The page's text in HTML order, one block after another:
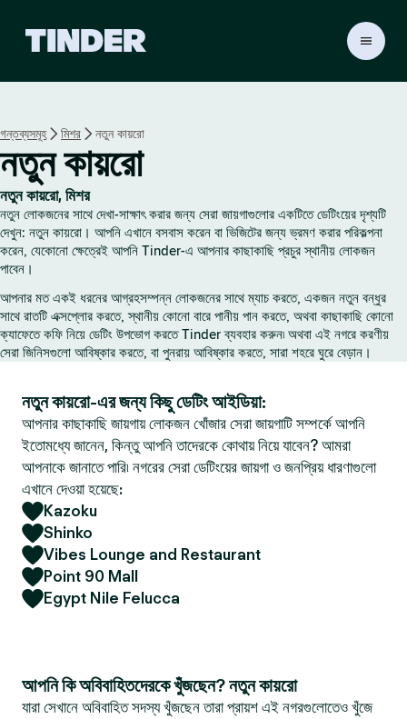
গন্তব্যসমূহ মিশর নতুন কায়রো
নতুন কায়রো
নতুন কায়রো, মিশর
নতুন লোকজনের সাথে দেখা-সাক্ষাৎ করার জন্য সেরা জায়গাগুলোর একটিতে ডেটিংয়ের দৃশ্যটি
দেখুন: নতুন কায়রো। আপনি এখানে বসবাস করেন বা ভিজিটের জন্য ভ্রমণ করার পরিকল্পনা
করেন, যেকোনো ক্ষেত্রেই আপনি Tinder-এ আপনার কাছাকাছি প্রচুর স্থানীয় লোকজন
পাবেন।
আপনার মত একই ধরনের আগ্রহসম্পন্ন লোকজনের সাথে ম্যাচ করতে, একজন নতুন বন্ধুর
সাথে রাতটি এক্সপ্লোর করতে, স্থানীয় কোনো বারে পানীয় পান করতে, অথবা কাছাকাছি কোনো
ক্যাফেতে কফি নিয়ে ডেটিং উপভোগ করতে Tinder ব্যবহার করুন৷ অথবা এই নগরে করণীয়
সেরা জিনিসগুলো আবিষ্কার করতে, বা পুনরায় আবিষ্কার করতে, সারা শহরে ঘুরে বেড়ান।
নতুন কায়রো-এর জন্য কিছু ডেটিং আইডিয়া:
আপনার কাছাকাছি জায়গায় লোকজন খোঁজার সেরা জায়গাটি সম্পর্কে আপনি
ইতোমধ্যে জানেন, কিন্তু আপনি তাদেরকে কোথায় নিয়ে যাবেন? আমরা
আপনাকে জানাতে পারি৷ নগরের সেরা ডেটিংয়ের জায়গা ও জনপ্রিয় ধারণাগুলো
এখানে দেওয়া হয়েছে:
Kazoku
Shinko
Vibes Lounge and Restaurant
Point 90 Mall
Egypt Nile Felucca
আপনি কি অবিবাহিতদেরকে খুঁজছেন? নতুন কায়রো
যারা সেখানে অবিবাহিত সদস্য খুঁজছেন তারা প্রায়শ এই নগরগুলোতেও খুঁজে